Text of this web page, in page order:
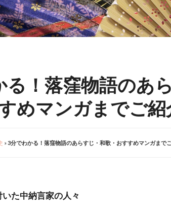
る！落窪物語のあ
めマンガまでご紹
»3分でわかる！落窪物語のあらすじ・和歌・おすすめマンガまで
た中納言家の人々